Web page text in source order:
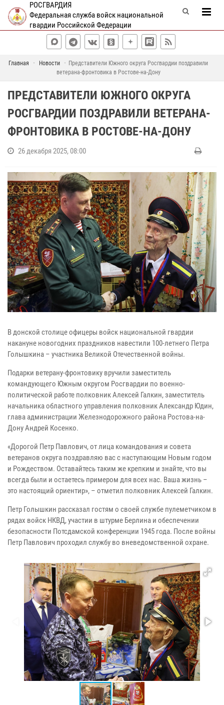
РОСГВАРДИЯ
Федеральная служба войск национальной
гвардии Российской Федерации
Главная Новости
Представители Южного округа Росгвардии поздравили
ветерана-фронтовика в Ростове-на-Дону
ПРЕДСТАВИТЕЛИ ЮЖНОГО ОКРУГА
РОСГВАРДИИ ПОЗДРАВИЛИ ВЕТЕРАНА-
ФРОНТОВИКА В РОСТОВЕ-НА-ДОНУ
26 декабря 2025, 08:00
В донской столице офицеры войск национальной гвардии
накануне новогодних праздников навестили 100-летнего Петра
Голышкина – участника Великой Отечественной войны.
Подарки ветерану-фронтовику вручили заместитель
командующего Южным округом Росгвардии по военно-
политической работе полковник Алексей Галкин, заместитель
начальника областного управления полковник Александр Юдин,
глава администрации Железнодорожного района Ростова-на-
Дону Андрей Косенко.
«Дорогой Петр Павлович, от лица командования и совета
ветеранов округа поздравляю вас с наступающим Новым годом
и Рождеством. Оставайтесь таким же крепким и знайте, что вы
всегда были и остаетесь примером для всех нас. Ваша жизнь –
это настоящий ориентир», – отметил полковник Алексей Галкин.
Петр Голышкин рассказал гостям о своей службе пулеметчиком в
рядах войск НКВД, участии в штурме Берлина и обеспечении
безопасности Потсдамской конференции 1945 года. После войны
Петр Павлович проходил службу во вневедомственной охране.